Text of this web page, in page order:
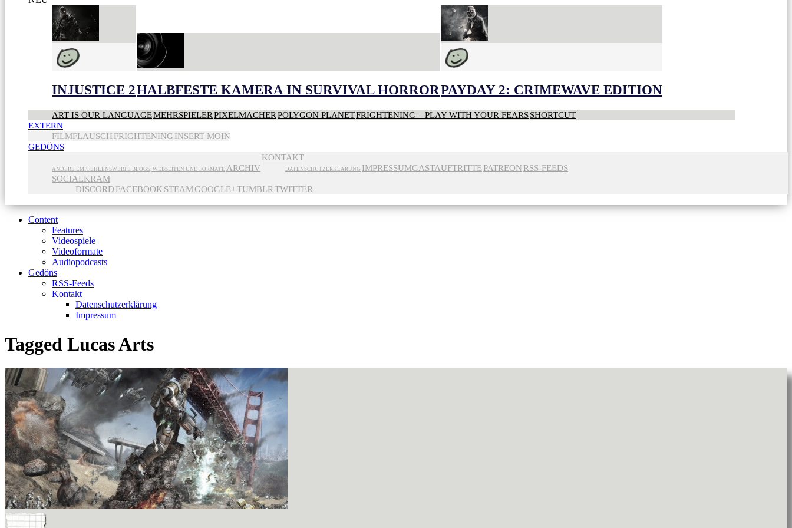
INJUSTICE 2HALBFESTE KAMERA IN SURVIVAL HORRORPAYDAY 2: CRIMEWAVE EDITION
ART IS OUR LANGUAGEMEHRSPIELERPIXELMACHERPOLYGON PLANETFRIGHTENING – PLAY WITH YOUR FEARSSHORTCUT
EXTERN
FILMFLAUSCH FRIGHTENING INSERT MOIN
GEDÖNS
ANDERE EMPFEHLENSWERTE BLOGS, WEBSEITEN UND FORMATE ARCHIV
KONTAKT
DATENSCHUTZERKLÄRUNG IMPRESSUMGASTAUFTRITTEPATREON RSS-FEEDS
SOCIALKRAM
DISCORD FACEBOOK STEAMGOOGLE+TUMBLRTWITTER
Content
Features
Videospiele
Videoformate
Audiopodcasts
Gedöns
RSS-Feeds
Kontakt
Datenschutzerklärung
Impressum
Tagged Lucas Arts